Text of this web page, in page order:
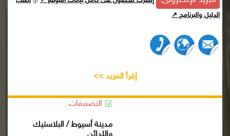
الدليل والبرنامج ↗
إقرأ المزيد >>
التصنيفات :
مدينة أسيوط / البلاستيك